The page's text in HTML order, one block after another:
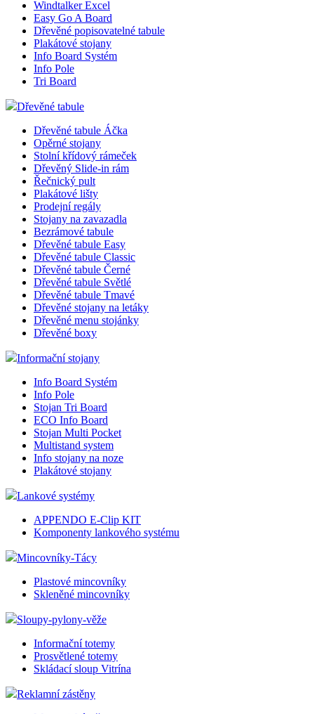
Windtalker Excel
Easy Go A Board
Dřevěné popisovatelné tabule
Plakátové stojany
Info Board Systém
Info Pole
Tri Board
Dřevěné tabule
Dřevěné tabule Áčka
Opěrné stojany
Stolní křídový rámeček
Dřevěný Slide-in rám
Řečnický pult
Plakátové lišty
Prodejní regály
Stojany na zavazadla
Bezrámové tabule
Dřevěné tabule Easy
Dřevěné tabule Classic
Dřevěné tabule Černé
Dřevěné tabule Světlé
Dřevěné tabule Tmavé
Dřevěné stojany na letáky
Dřevěné menu stojánky
Dřevěné boxy
Informační stojany
Info Board Systém
Info Pole
Stojan Tri Board
ECO Info Board
Stojan Multi Pocket
Multistand system
Info stojany na noze
Plakátové stojany
Lankové systémy
APPENDO E-Clip KIT
Komponenty lankového systému
Mincovníky-Tácy
Plastové mincovníky
Skleněné mincovníky
Sloupy-pylony-věže
Informační totemy
Prosvětlené totemy
Skládací sloup Vitrína
Reklamní zástěny